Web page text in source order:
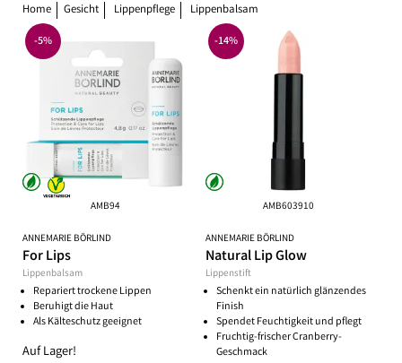
Home Gesicht Lippenpflege Lippenbalsam
AMB94
ANNEMARIE BÖRLIND
For Lips
Lippenbalsam
Repariert trockene Lippen
Beruhigt die Haut
Als Kälteschutz geeignet
Auf Lager!
-5%
AMB603910
ANNEMARIE BÖRLIND
Natural Lip Glow
Lippenstift
Schenkt ein natürlich glänzendes
Finish
Spendet Feuchtigkeit und pflegt
Fruchtig-frischer Cranberry-
Geschmack
-14%